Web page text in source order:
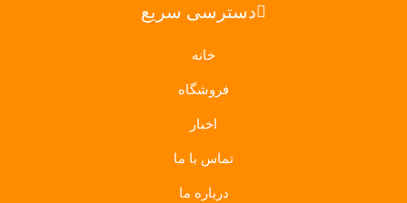
دسترسی سریع
خانه
فروشگاه
اخبار
تماس با ما
درباره ما